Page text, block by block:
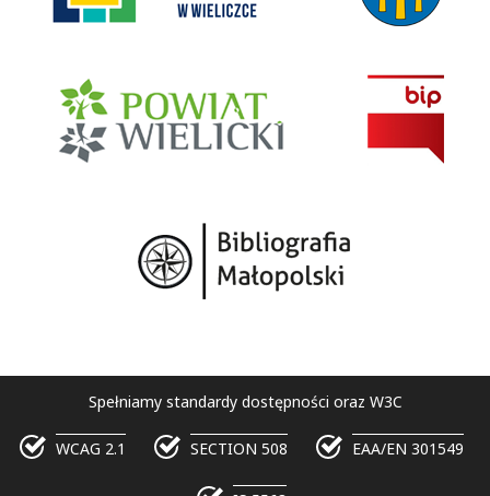
Spełniamy standardy dostępności oraz W3C
WCAG 2.1 SECTION 508 EAA/EN 301549